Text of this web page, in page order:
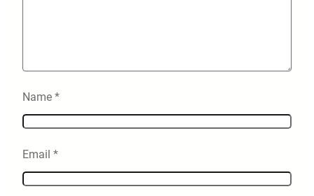
Name *
Email *